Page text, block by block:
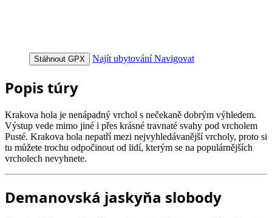
Stáhnout GPX Najít ubytování Navigovat
Popis túry
Krakova hola je nenápadný vrchol s nečekaně dobrým výhledem.
Výstup vede mimo jiné i přes krásné travnaté svahy pod vrcholem
Pusté. Krakova hola nepatří mezi nejvyhledávanější vrcholy, proto si
tu můžete trochu odpočinout od lidí, kterým se na populárnějších
vrcholech nevyhnete.
Demanovská jaskyňa slobody